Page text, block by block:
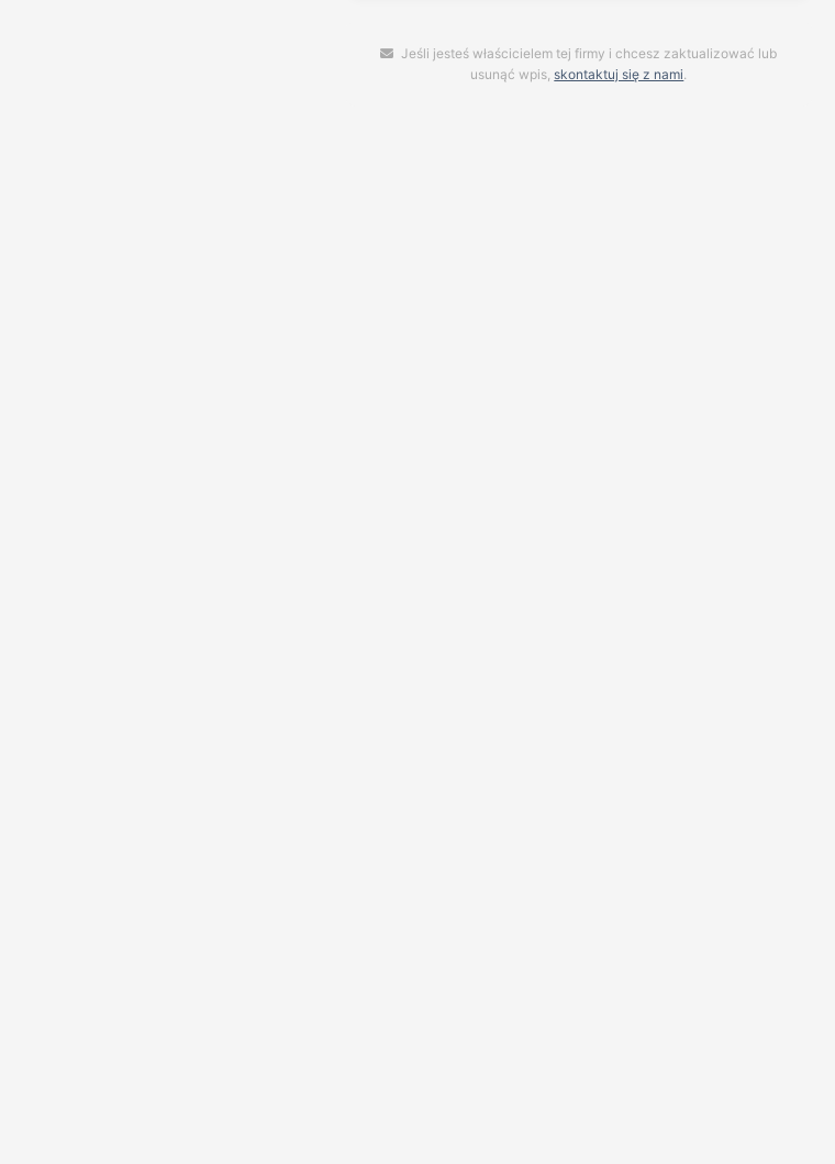
Jeśli jesteś właścicielem tej firmy i chcesz zaktualizować lub
usunąć wpis, skontaktuj się z nami.